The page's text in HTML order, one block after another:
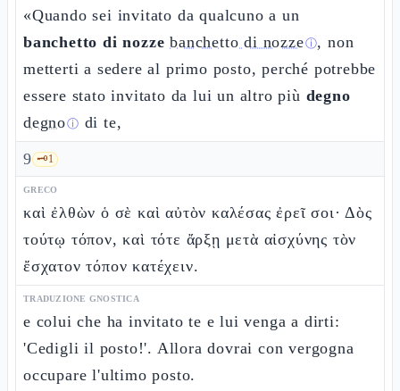
«Quando sei invitato da qualcuno a un
banchetto di nozze banchetto di nozzeⓘ, non
metterti a sedere al primo posto, perché potrebbe
essere stato invitato da lui un altro più degno
degnoⓘ di te,
9 🗝️1
GRECO
καὶ ἐλθὼν ὁ σὲ καὶ αὐτὸν καλέσας ἐρεῖ σοι· Δὸς
τούτῳ τόπον, καὶ τότε ἄρξῃ μετὰ αἰσχύνης τὸν
ἔσχατον τόπον κατέχειν.
TRADUZIONE GNOSTICA
e colui che ha invitato te e lui venga a dirti:
'Cedigli il posto!'. Allora dovrai con vergogna
occupare l'ultimo posto.